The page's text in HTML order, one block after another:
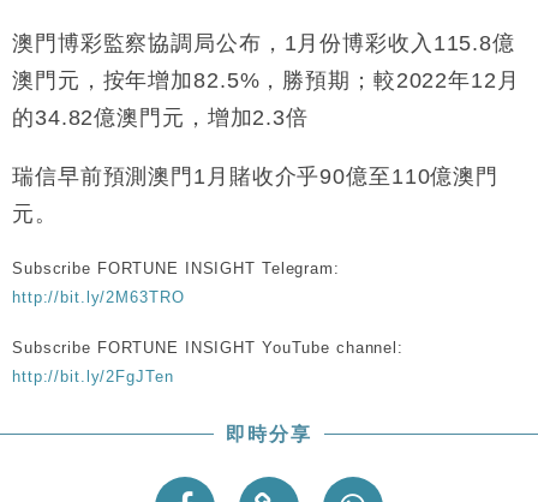
15:59
財經｜SA售股自救後再出手 斥4億美元押注未上市公
18:31
財經｜華僑銀行上半年淨利創新高 中期息增15%至
47仙
17:33
財經｜滙豐上調香港今年GDP預測至4.5% 看好貿易
及消費表現
16:47
16:05
財經｜日經失守6.5萬點後回穩 全周仍升近2%
15:47
財經｜恒隆10月換帥 玩具「反」斗城亞洲CEO蔡德
粦接任
差達1125億美元
澳門博彩監察協調局公布，1月份博彩收入115.8億
澳門元，按年增加82.5%，勝預期；較2022年12月
的34.82億澳門元，增加2.3倍
瑞信早前預測澳門1月賭收介乎90億至110億澳門
元。
Subscribe FORTUNE INSIGHT Telegram:
http://bit.ly/2M63TRO
Subscribe FORTUNE INSIGHT YouTube channel:
http://bit.ly/2FgJTen
即時分享